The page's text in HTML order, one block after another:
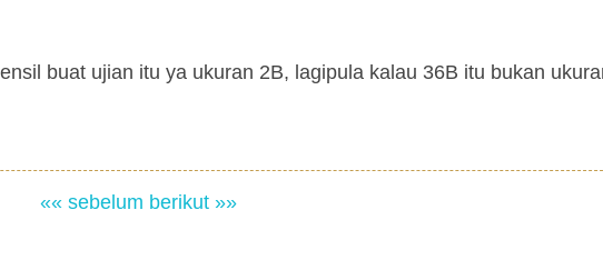
buat ujian itu ya ukuran 2B, lagipula kalau 36B itu bukan
«« sebelum berikut »»